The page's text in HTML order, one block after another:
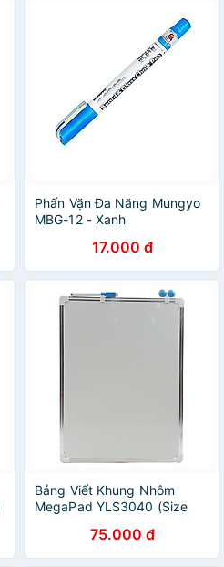
Phấn Vặn Đa Năng Mungyo
MBG-12 - Xanh
17.000 đ
Bảng Viết Khung Nhôm
MegaPad YLS3040 (Size
75.000 đ